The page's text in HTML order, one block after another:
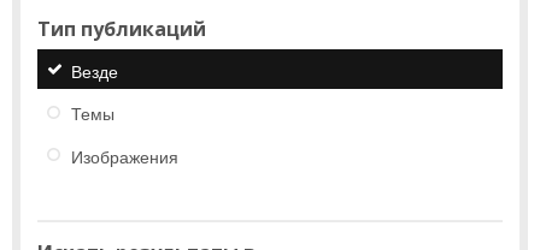
Тип публикаций
Везде
Темы
Изображения